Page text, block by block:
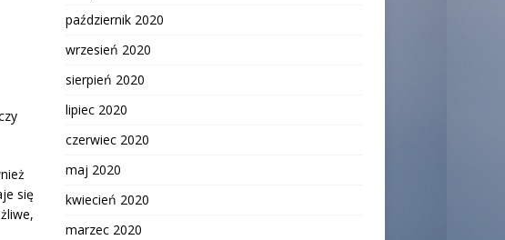
się
październik 2020
wrzesień 2020
sierpień 2020
lipiec 2020
czerwiec 2020
maj 2020
kwiecień 2020
marzec 2020